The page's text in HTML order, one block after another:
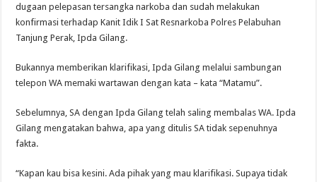
dugaan pelepasan tersangka narkoba dan sudah melakukan
konfirmasi terhadap Kanit Idik I Sat Resnarkoba Polres Pelabuhan
Tanjung Perak, Ipda Gilang.
Bukannya memberikan klarifikasi, Ipda Gilang melalui sambungan
telepon WA memaki wartawan dengan kata – kata “Matamu”.
Sebelumnya, SA dengan Ipda Gilang telah saling membalas WA. Ipda
Gilang mengatakan bahwa, apa yang ditulis SA tidak sepenuhnya
fakta.
“Kapan kau bisa kesini. Ada pihak yang mau klarifikasi. Supaya tidak